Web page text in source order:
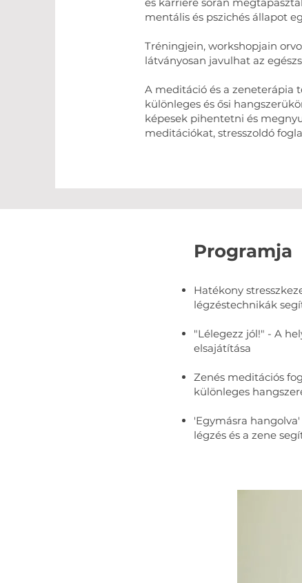
mentális és pszichés állapot
Tréningjein, workshopjain
látványosan javulhat az
A meditáció és a zeneterápia
különleges és ősi
képesek pihentetni és
meditációkat, stresszoldó
Programja
Hatékony
légzéstechnikák
"Lélegezz jól!" - A
elsajátítása
Zenés meditációs
különleges
'Egymásra
légzés és a zene